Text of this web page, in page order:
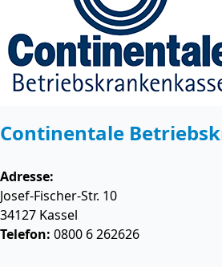
Continentale
Adresse:
Josef-Fischer-Str. 10
34127 Kassel
Telefon: 0800 6 262626